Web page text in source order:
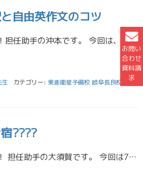
お問い
合わせ
資料請
求
自由英作文のコツ
こんにちは！担任助手の沖本です。 今回は、二次試験の英語をどのようにして勉強していたかを書きたいと思います。 二次試験の英語は共通テストとは違い、単語や文法なども難しく、さらに自由英作文や和文英訳などの設問もあることが多 […]
生 カテゴリー: 東進衛星予備校 岐阜長良校
????
こんにちは！ 担任助手の大須賀です。 今回は7月の3連休を利用して、部活のバスケ合宿に行ってきましたので、そのことについて書いていこうと思います。 是非最後まで気楽に読んでいってください！ 合宿は例年、7月の海の日を含ん […]